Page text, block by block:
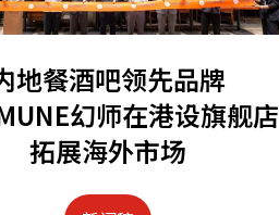
地餐酒吧领先品牌
幻师在港设旗舰店
拓展海外市场